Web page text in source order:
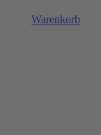
Warenkorb